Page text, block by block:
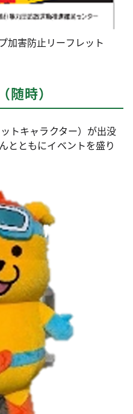
加害防止リーフレット
時）
トキャラクター）が出没
とともにイベントを盛り